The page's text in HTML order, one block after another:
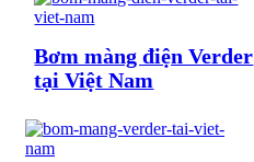
Bơm màng điện Verder
tại Việt Nam